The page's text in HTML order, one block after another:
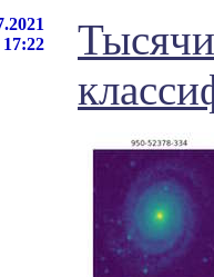
17:22